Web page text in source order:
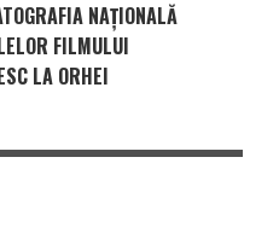
NAȚIONALĂ
FILMULUI
LA ORHEI